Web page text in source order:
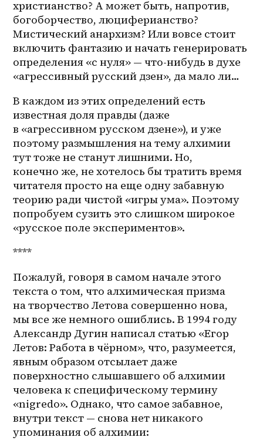
христианство? А может быть, напротив,
богоборчество, люциферианство?
Мистический анархизм? Или вовсе стоит
включить фантазию и начать генерировать
определения «с нуля» — что-нибудь в духе
«агрессивный русский дзен», да мало ли…
В каждом из этих определений есть
известная доля правды (даже
в «агрессивном русском дзене»), и уже
поэтому размышления на тему алхимии
тут тоже не станут лишними. Но,
конечно же, не хотелось бы тратить время
читателя просто на еще одну забавную
теорию ради чистой «игры ума». Поэтому
попробуем сузить это слишком широкое
«русское поле экспериментов».
****
Пожалуй, говоря в самом начале этого
текста о том, что алхимическая призма
на творчество Летова совершенно нова,
мы все же немного ошиблись. В 1994 году
Александр Дугин написал статью «Егор
Летов: Работа в чёрном», что, разумеется,
явным образом отсылает даже
поверхностно слышавшего об алхимии
человека к специфическому термину
«nigredo». Однако, что самое забавное,
внутри текст — снова нет никакого
упоминания об алхимии: